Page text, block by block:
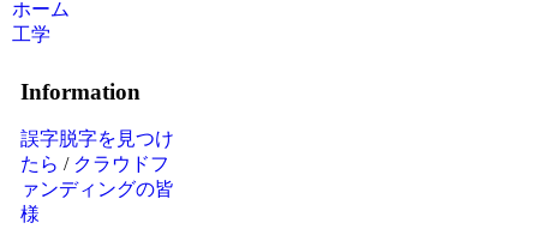
ホーム
工学
Information
誤字脱字を見つけ
たら / クラウドフ
ァンディングの皆
様